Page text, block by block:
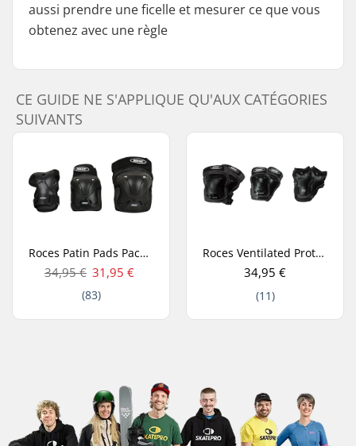
aussi prendre une ficelle et mesurer ce que vous
obtenez avec une règle
CE GUIDE NE S'APPLIQUE QU'AUX CATÉGORIES
SUIVANTS
Roces Patin Pads Pack de 3
34,95 € 31,95 €
(83)
Roces Ventilated Protections Roller Enfant Pack de 3
34,95 €
(11)